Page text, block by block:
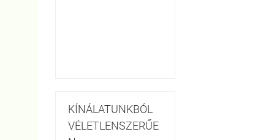
KÍNÁLATUNKBÓL
VÉLETLENSZERŰE